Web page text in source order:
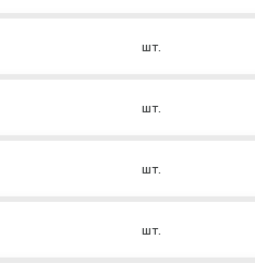
шт.
шт.
шт.
шт.